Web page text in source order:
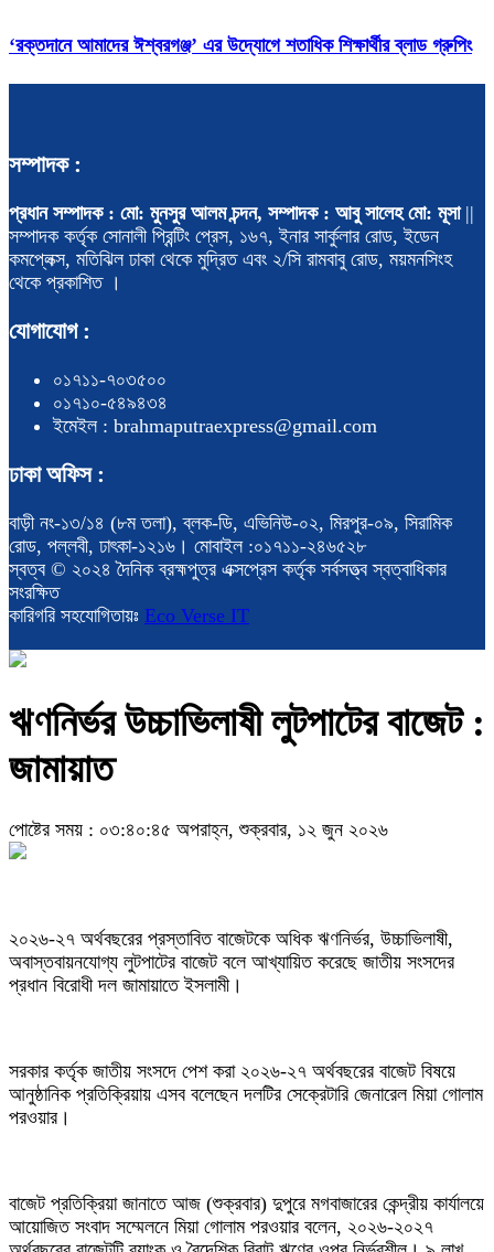
‘রক্তদানে আমাদের ঈশ্বরগঞ্জ’ এর উদ্যোগে শতাধিক শিক্ষার্থীর ব্লাড গ্রুপিং
সম্পাদক :
প্রধান সম্পাদক : মো: মুনসুর আলম চন্দন, সম্পাদক : আবু সালেহ মো: মূসা||
সম্পাদক কর্তৃক সোনালী প্রিন্টিং প্রেস, ১৬৭, ইনার সার্কুলার রোড, ইডেন
কমপ্লেক্স, মতিঝিল ঢাকা থেকে মুদ্রিত এবং ২/সি রামবাবু রোড, ময়মনসিংহ
থেকে প্রকাশিত ।
যোগাযোগ :
০১৭১১-৭০৩৫০০
০১৭১০-৫৪৯৪৩৪
ইমেইল : brahmaputraexpress@gmail.com
ঢাকা অফিস :
বাড়ী নং-১৩/১৪ (৮ম তলা), ব্লক-ডি, এভিনিউ-০২, মিরপুর-০৯, সিরামিক
রোড, পল্লবী, ঢাৎকা-১২১৬। মোবাইল :০১৭১১-২৪৬৫২৮
স্বত্ব © ২০২৪ দৈনিক ব্রহ্মপুত্র এক্সপ্রেস কর্তৃক সর্বসত্ত্ব স্বত্বাধিকার
সংরক্ষিত
কারিগরি সহযোগিতায়ঃ Eco Verse IT
ঋণনির্ভর উচ্চাভিলাষী লুটপাটের বাজেট :
জামায়াত
পোষ্টের সময় : ০৩:৪০:৪৫ অপরাহ্ন, শুক্রবার, ১২ জুন ২০২৬
২০২৬-২৭ অর্থবছরের প্রস্তাবিত বাজেটকে অধিক ঋণনির্ভর, উচ্চাভিলাষী,
অবাস্তবায়নযোগ্য লুটপাটের বাজেট বলে আখ্যায়িত করেছে জাতীয় সংসদের
প্রধান বিরোধী দল জামায়াতে ইসলামী।
সরকার কর্তৃক জাতীয় সংসদে পেশ করা ২০২৬-২৭ অর্থবছরের বাজেট বিষয়ে
আনুষ্ঠানিক প্রতিক্রিয়ায় এসব বলেছেন দলটির সেক্রেটারি জেনারেল মিয়া গোলাম
পরওয়ার।
বাজেট প্রতিক্রিয়া জানাতে আজ (শুক্রবার) দুপুরে মগবাজারের কেন্দ্রীয় কার্যালয়ে
আয়োজিত সংবাদ সম্মেলনে মিয়া গোলাম পরওয়ার বলেন, ২০২৬-২০২৭